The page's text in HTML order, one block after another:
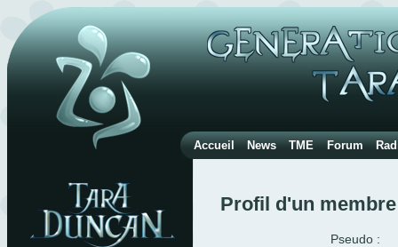
Accueil News TME Forum
Profil d'un membre
Pseudo :